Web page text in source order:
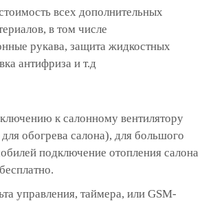
всех дополнительных
в том числе
рукава, защита жидкостных
антифриза и т.д
к салонному вентилятору
для обогрева салона), для большого
подключение отопления салона
управления, таймера, или GSM-